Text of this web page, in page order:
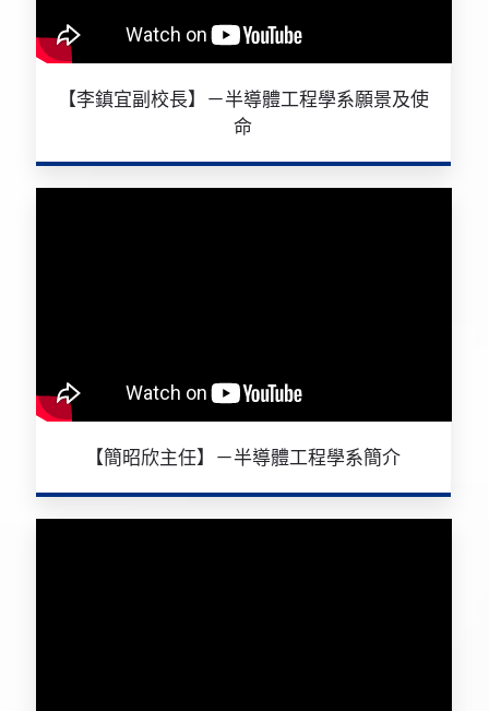
【李鎮宜副校長】－半導體工程學系願景及使
命
【簡昭欣主任】－半導體工程學系簡介